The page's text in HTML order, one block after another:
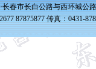
长春市长白公路与西环城公
87875877 传真：0431-